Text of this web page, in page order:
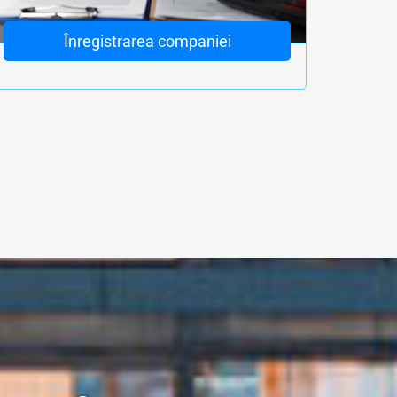
Înregistrarea companiei